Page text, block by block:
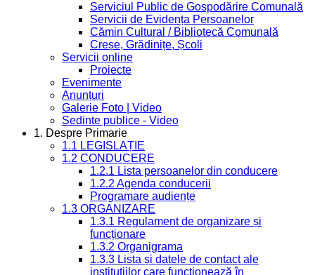
Serviciul Public de Gospodărire Comunală
Servicii de Evidența Persoanelor
Cămin Cultural / Bibliotecă Comunală
Creșe, Grădinițe, Școli
Servicii online
Proiecte
Evenimente
Anunțuri
Galerie Foto | Video
Sedinte publice - Video
1. Despre Primarie
1.1 LEGISLAȚIE
1.2 CONDUCERE
1.2.1 Lista persoanelor din conducere
1.2.2 Agenda conducerii
Programare audiențe
1.3 ORGANIZARE
1.3.1 Regulament de organizare și
funcționare
1.3.2 Organigrama
1.3.3 Lista și datele de contact ale
instituțiilor care funcționează în